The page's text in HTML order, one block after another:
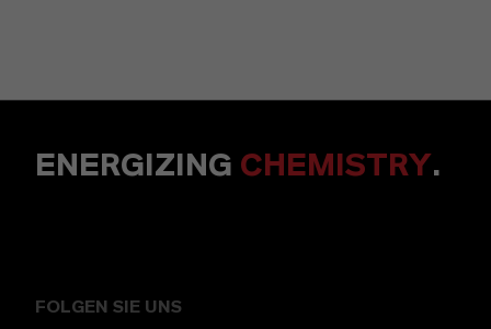
ENERGIZING CHEMISTRY.
FOLGEN SIE UNS